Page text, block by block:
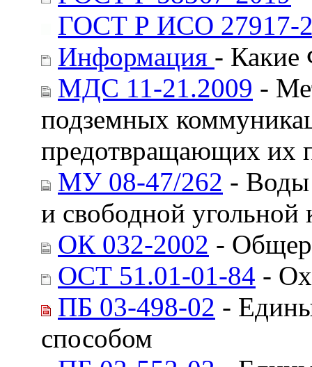
ГОСТ Р ИСО 27917-
Информация - Какие
МДС 11-21.2009 -
подземных
предотвращающих их
МУ 08-47/262 - Воды
и свободной
ОК 032-2002 -
ОСТ 51.01-01-84 -
ПБ 03-498-02 -
способом